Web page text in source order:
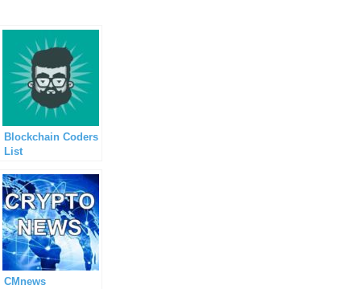
Blockchain Coders
List
CMnews